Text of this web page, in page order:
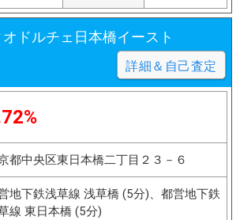
ドルチェ日本橋イースト
詳細＆自己査定
都中央区東日本橋二丁目２３－６
地下鉄浅草線 浅草橋 (5分)、都営地下鉄
線 東日本橋 (5分)